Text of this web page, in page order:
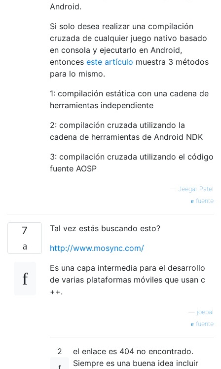
Android.
Si solo desea realizar una compilación
cruzada de cualquier juego nativo basado
en consola y ejecutarlo en Android,
entonces este artículo muestra 3 métodos
para lo mismo.
1: compilación estática con una cadena de
herramientas independiente
2: compilación cruzada utilizando la
cadena de herramientas de Android NDK
3: compilación cruzada utilizando el código
fuente AOSP
— Jeegar Patel
fuente
7
Tal vez estás buscando esto?
http://www.mosync.com/
Es una capa intermedia para el desarrollo
de varias plataformas móviles que usan c
++.
joepal
fuente
2
el enlace es 404 no encontrado.
Siempre es una buena idea incluir